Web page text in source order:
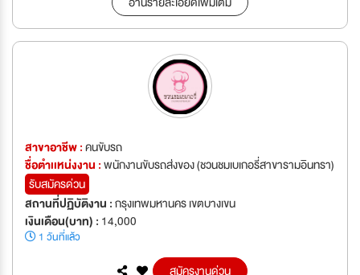
สาขาอาชีพ :คนขับรถ
ชื่อตำเเหน่งงาน :พนักงานขับรถส่งของ (ชวนชมเบเกอรี่สาขารามอินทรา)
รับสมัครด่วน
สถานที่ปฏิบัติงาน :กรุงเทพมหานคร เขตบางเขน
เงินเดือน(บาท) : 14,000
1 วันที่แล้ว
สมัครงานด่วน